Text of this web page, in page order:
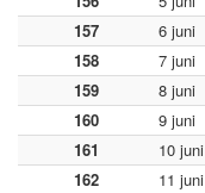
157
6 juni
158
7 juni
159
8 juni
160
9 juni
161
10 juni
162
11 juni